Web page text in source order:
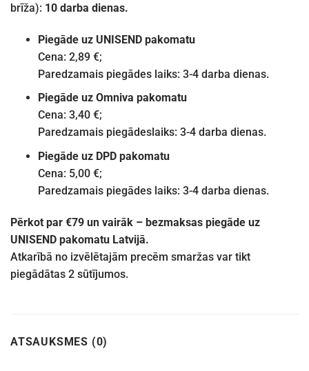
brīža): 10 darba dienas.
Piegāde uz UNISEND pakomatu
Cena: 2,89 €;
Paredzamais piegādes laiks: 3-4 darba dienas.
Piegāde uz Omniva pakomatu
Cena: 3,40 €;
Paredzamais piegādeslaiks: 3-4 darba dienas.
Piegāde uz DPD pakomatu
Cena: 5,00 €;
Paredzamais piegādes laiks: 3-4 darba dienas.
Pērkot par €79 un vairāk – bezmaksas piegāde uz
UNISEND pakomatu Latvijā.
Atkarībā no izvēlētajām precēm smaržas var tikt
piegādātas 2 sūtījumos.
ATSAUKSMES (0)